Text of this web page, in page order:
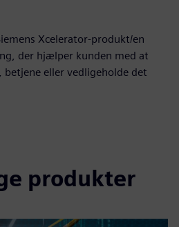
Xcelerator-produkt/en
der hjælper kunden med at
eller vedligeholde det
produkter